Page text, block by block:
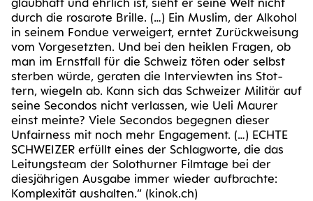
durch die rosa­ro­te Bril­le. (…) Ein Mus­lim, der Alko­hol
in sei­nem Fon­due ver­wei­gert, ern­tet Zurück­wei­sung
vom Vor­ge­setz­ten. Und bei den heik­len Fra­gen, ob
man im Ernst­fall für die Schweiz töten oder selbst
ster­ben wür­de, gera­ten die Inter­view­ten ins Stot­
tern, wie­geln ab. Kann sich das Schwei­zer Mili­tär auf
sei­ne Secon­dos nicht ver­las­sen, wie Ueli Mau­rer
einst mein­te? Vie­le Secon­dos begeg­nen die­ser
Unfair­ness mit noch mehr Enga­ge­ment. (…) ECH­TE
SCHWEI­ZER erfüllt eines der Schlag­wor­te, die das
Lei­tungs­team der Solo­thur­ner Film­ta­ge bei der
dies­jäh­ri­gen Aus­ga­be immer wie­der auf­brach­te:
Kom­ple­xi­tät aus­hal­ten.“ (kinok​.ch)